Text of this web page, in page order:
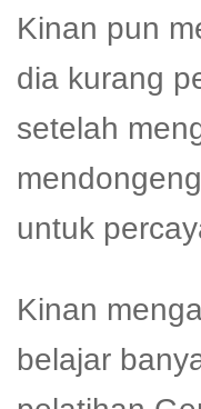
Kinan pun
dia kurang
setelah
untuk
Kinan
belajar